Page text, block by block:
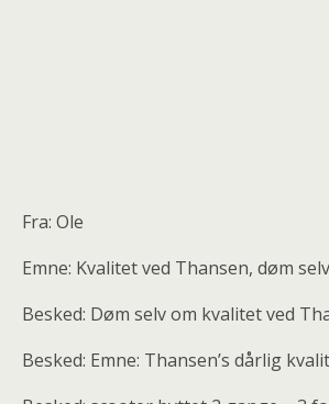
Fra: Ole
Emne: Kvalitet ved Thansen, døm selv
Besked: Døm selv om kvalitet ved
Besked: Emne: Thansen’s dårlig